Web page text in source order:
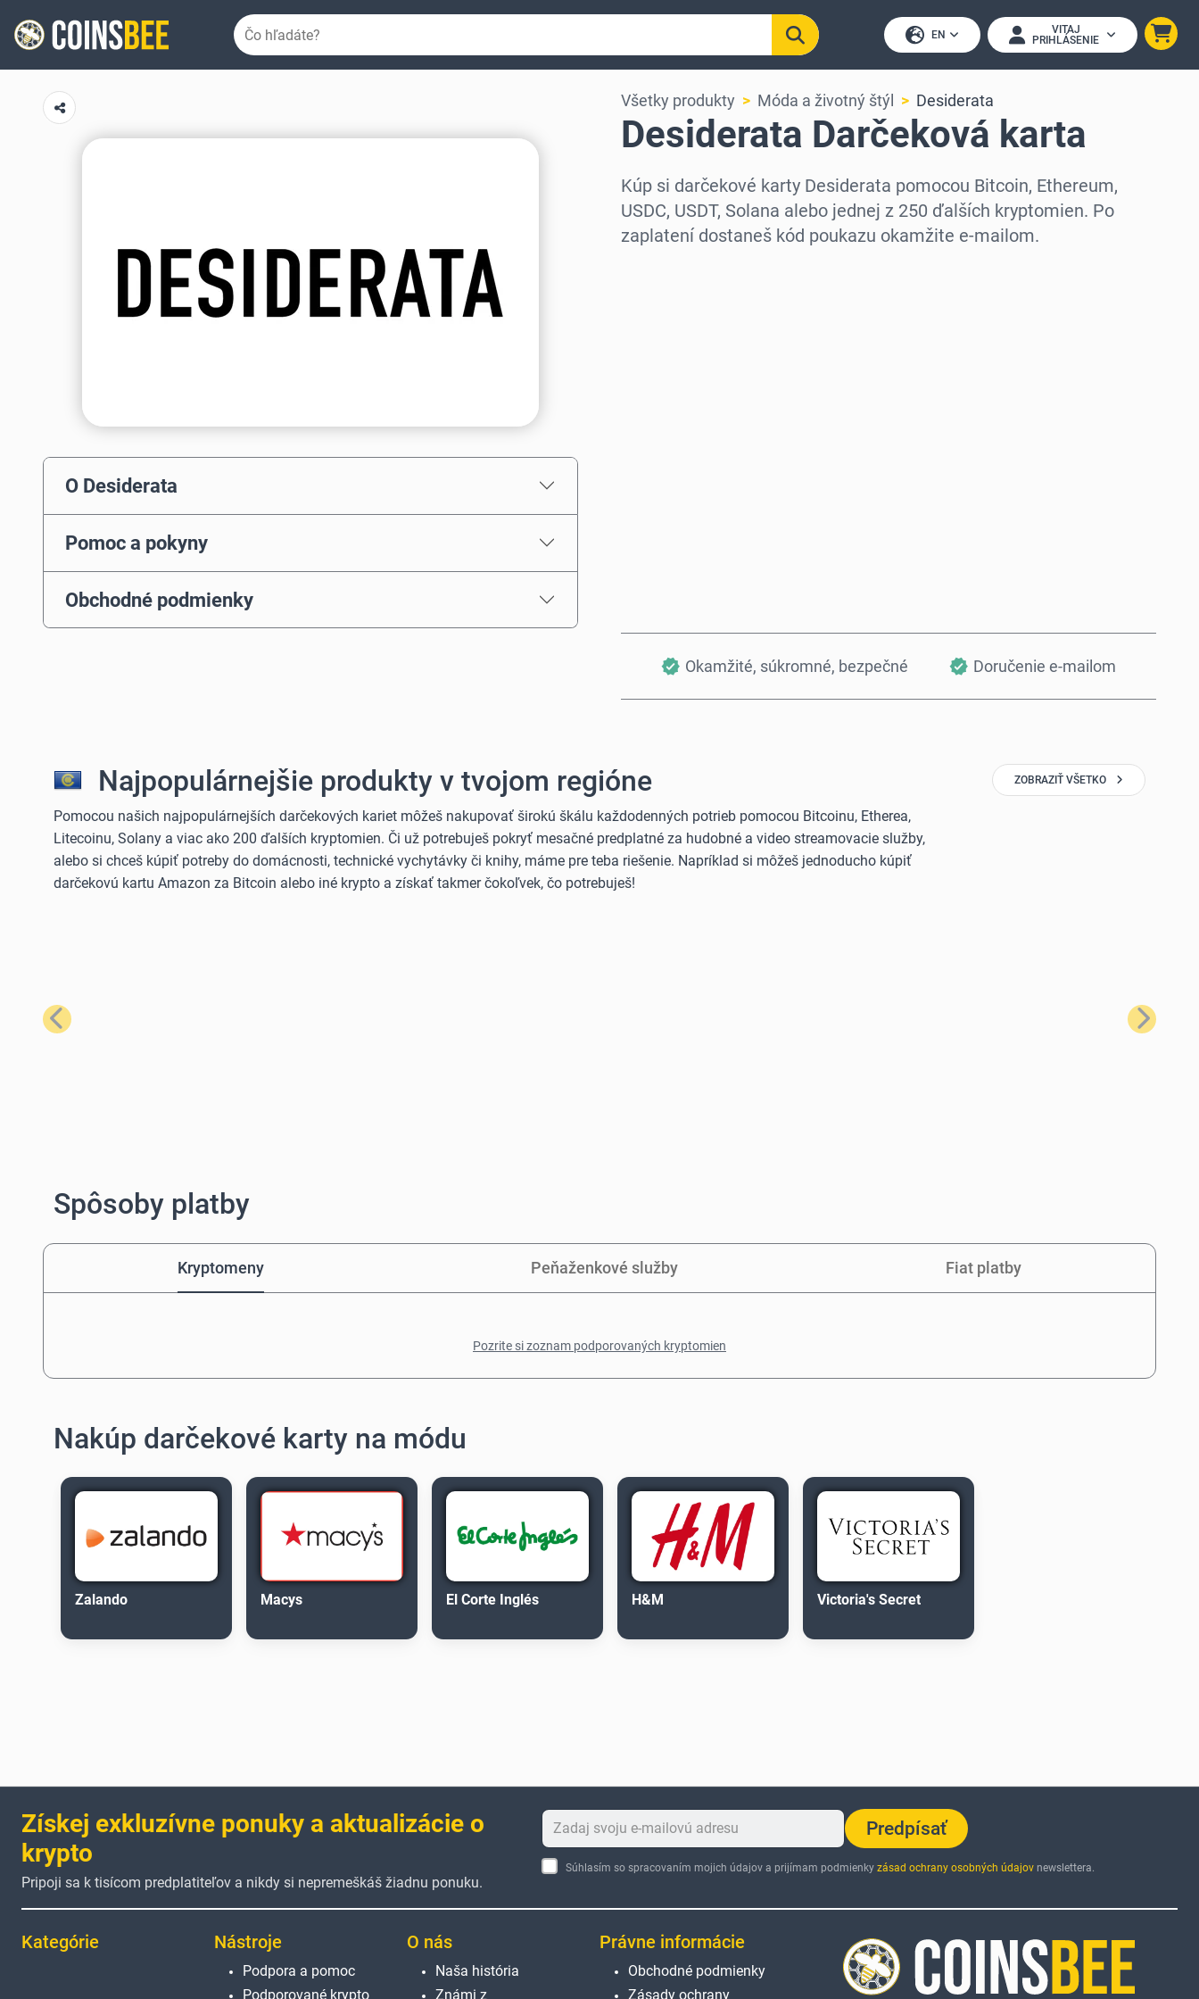
EN
VITAJ
PRIHLÁSENIE
O Desiderata
Pomoc a pokyny
Obchodné podmienky
Všetky produkty Móda a životný štýl Desiderata
Desiderata Darčeková karta
Kúp si darčekové karty Desiderata pomocou Bitcoin, Ethereum,
USDC, USDT, Solana alebo jednej z 250 ďalších kryptomien. Po
zaplatení dostaneš kód poukazu okamžite e-mailom.
Okamžité, súkromné, bezpečné Doručenie e-mailom
Najpopulárnejšie produkty v tvojom regióne
Pomocou našich najpopulárnejších darčekových kariet môžeš nakupovať širokú škálu každodenných potrieb pomocou Bitcoinu, Etherea,
Litecoinu, Solany a viac ako 200 ďalších kryptomien. Či už potrebuješ pokryť mesačné predplatné za hudobné a video streamovacie služby,
alebo si chceš kúpiť potreby do domácnosti, technické vychytávky či knihy, máme pre teba riešenie. Napríklad si môžeš jednoducho kúpiť
darčekovú kartu Amazon za Bitcoin alebo iné krypto a získať takmer čokoľvek, čo potrebuješ!
ZOBRAZIŤ VŠETKO
Predchádzajúci Ďalší
Spôsoby platby
Kryptomeny Peňaženkové služby Fiat platby
Pozrite si zoznam podporovaných kryptomien
Nakúp darčekové karty na módu
Zalando Macys El Corte Inglés H&M Victoria's Secret
Získej exkluzívne ponuky a aktualizácie o
krypto
Pripoji sa k tisícom predplatiteľov a nikdy si nepremeškáš žiadnu ponuku.
Predpísať
Súhlasím so spracovaním mojich údajov a prijímam podmienky zásad ochrany osobných údajovnewslettera.
Kategórie Nástroje
Podpora a pomoc
Podporované krypto
O nás
Naša história
Známi z
Právne informácie
Obchodné podmienky
Zásady ochrany